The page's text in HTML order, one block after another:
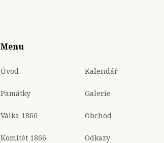
Menu
Úvod
Památky
Válka 1866
Komitét 1866
Kalendář
Galerie
Obchod
Odkazy